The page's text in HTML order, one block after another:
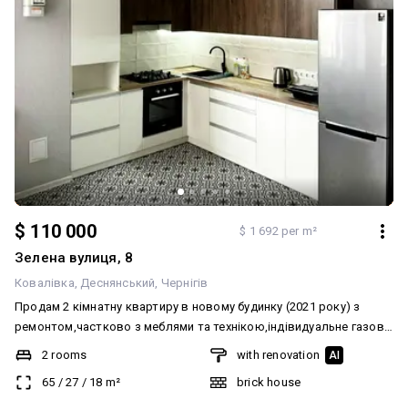
$ 110 000 $ 1 692 per m²
Зелена вулиця, 8
Ковалівка Деснянський Чернігів
Продам 2 кiмнатну квартиру в новому будинку (2021 року) з
ремонтом,частково з меблями та технiкою,iндiвидуальне газове
опалення.Центр,поруч ринок,супермаркети,аптеки ,мегацентр.
2 rooms
65 / 27 / 18 m²
with renovation AI
brick house